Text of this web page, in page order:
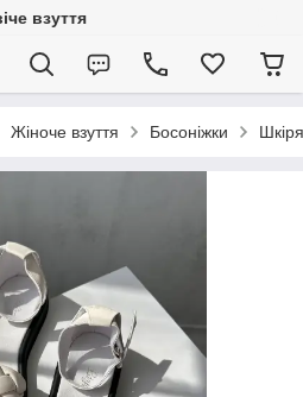
взуття
Жіноче взуття Босоніжки